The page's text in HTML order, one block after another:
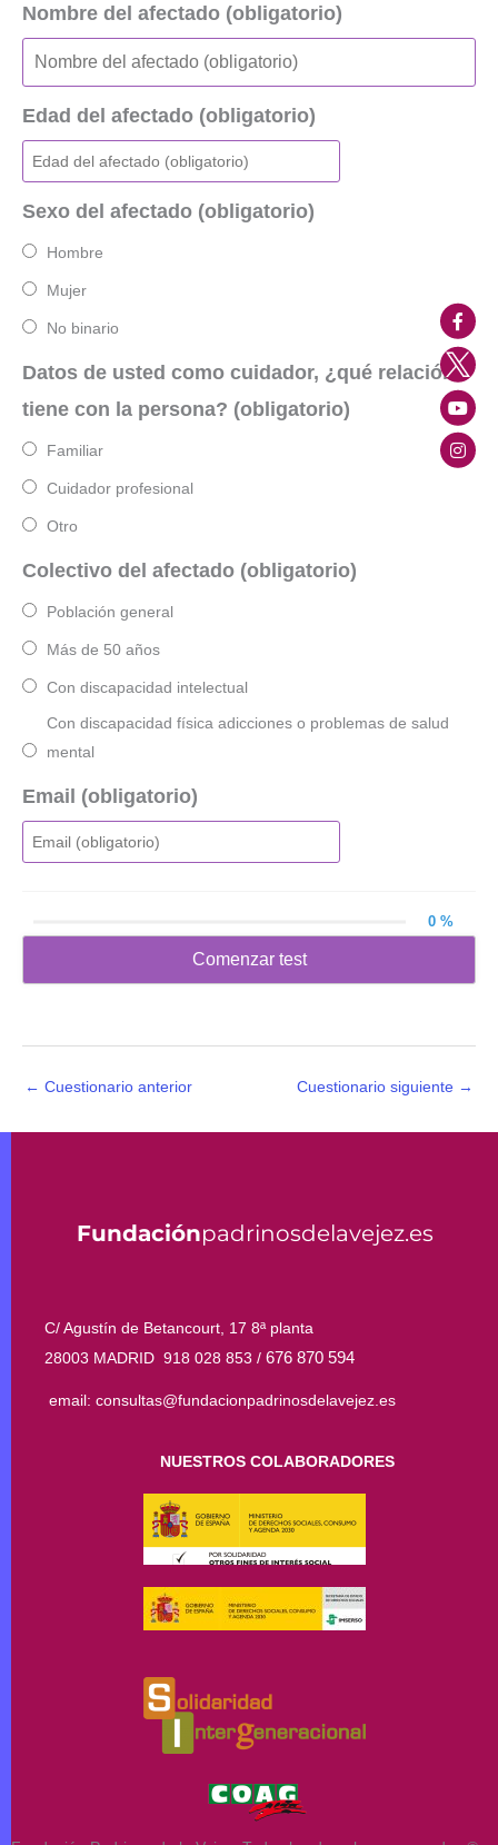
Nombre del afectado (obligatorio)
Edad del afectado (obligatorio)
Sexo del afectado (obligatorio)
Hombre
Mujer
No binario
Datos de usted como cuidador, ¿qué relación
tiene con la persona? (obligatorio)
Familiar
Cuidador profesional
Otro
Colectivo del afectado (obligatorio)
Población general
Más de 50 años
Con discapacidad intelectual
Con discapacidad física adicciones o problemas de salud
mental
Email (obligatorio)
0 %
Comenzar test
← Cuestionario anterior Cuestionario siguiente →
Fundaciónpadrinosdelavejez.es
C/ Agustín de Betancourt, 17 8ª planta
28003 MADRID 918 028 853 / 676 870 594
email: consultas@fundacionpadrinosdelavejez.es
NUESTROS COLABORADORES